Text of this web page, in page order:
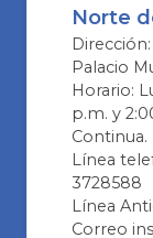
Norte
Palacio
Horario:
p.m. y
Continua.
Línea
3728588
Línea
Correo